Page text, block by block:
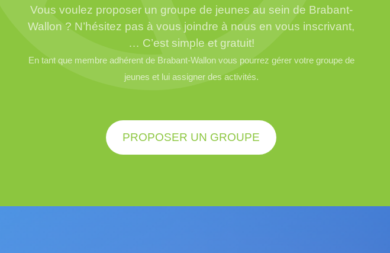
Vous voulez proposer un groupe de jeunes au sein de Brabant-
Wallon ? N’hésitez pas à vous joindre à nous en vous inscrivant,
… C’est simple et gratuit!
En tant que membre adhérent de Brabant-Wallon vous pourrez gérer votre groupe de
jeunes et lui assigner des activités.
PROPOSER UN GROUPE